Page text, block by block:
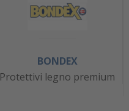
BONDEX
Protettivi legno premium